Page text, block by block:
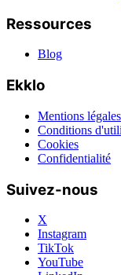
Ressources
Blog
Ekklo
Mentions légales
Conditions
Cookies
Confidentialité
Suivez-nous
X
Instagram
TikTok
YouTube